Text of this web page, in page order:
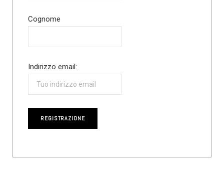
Cognome
Indirizzo email: